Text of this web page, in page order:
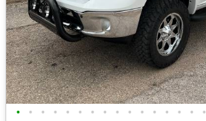
• • • • • • • • • • • • • • • •